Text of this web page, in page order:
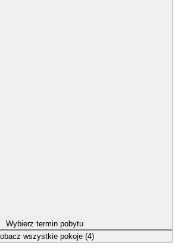
Wybierz termin pobytu
wszystkie pokoje (4)